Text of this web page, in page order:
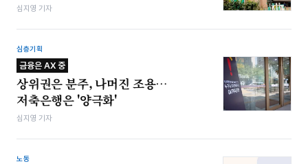
심지영 기자
심층기획
금융은 AX 중
상위권은 분주, 나머진 조용…
저축은행은 '양극화'
심지영 기자
노동